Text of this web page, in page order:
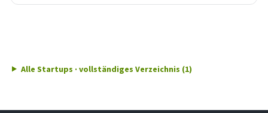
Alle Startups · vollständiges Verzeichnis (1)